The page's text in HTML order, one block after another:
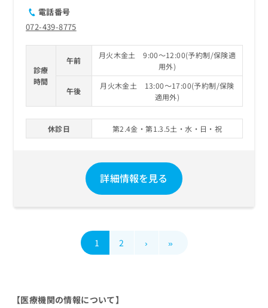
電話番号
072-439-8775
診療
時間
午前
月火木金土 9:00～12:00(予約制/保険適
用外)
午後
月火木金土 13:00～17:00(予約制/保険
適用外)
休診日 第2.4金・第1.3.5土・水・日・祝
詳細情報を見る
1 2 › »
【医療機関の情報について】